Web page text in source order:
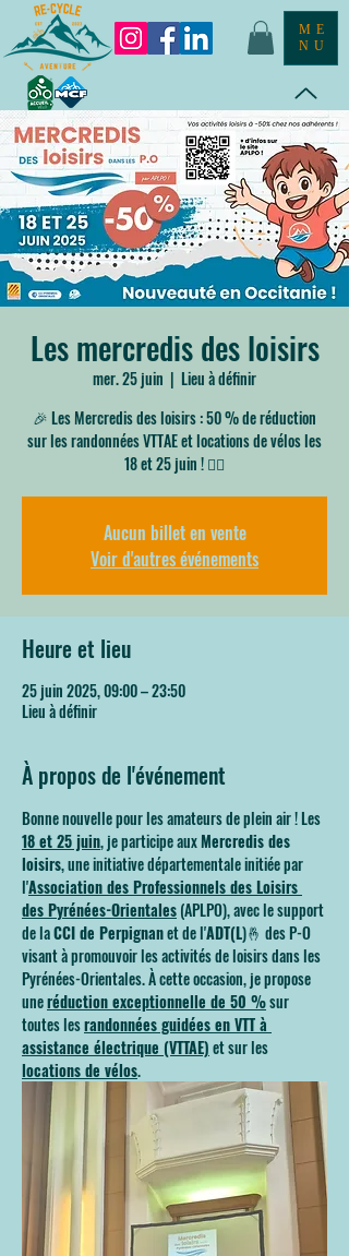
ME
NU
Les mercredis des loisirs
mer. 25 juin
  |
Lieu à définir
🎉 Les Mercredis des loisirs : 50 % de réduction
sur les randonnées VTTAE et locations de vélos les
18 et 25 juin ! 🚴‍♂️
Aucun billet en vente
Voir d'autres événements
Heure et lieu
25 juin 2025, 09:00 – 23:50
Lieu à définir
À propos de l'événement
Bonne nouvelle pour les amateurs de plein air ! Les
18 et 25 juin, je participe aux Mercredis des
loisirs, une initiative départementale initiée par
l'Association des Professionnels des Loisirs
des Pyrénées-Orientales (APLPO), avec le support
de la CCI de Perpignan et de l'ADT(L)🤞 des P-O
visant à promouvoir les activités de loisirs dans les
Pyrénées-Orientales. À cette occasion, je propose
une réduction exceptionnelle de 50 % sur
toutes les randonnées guidées en VTT à
assistance électrique (VTTAE) et sur les
locations de vélos.